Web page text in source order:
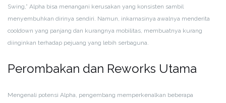
Swing,” Alpha bisa menangani kerusakan yang konsisten sambil
menyembuhkan dirinya sendiri. Namun, inkarnasinya awalnya menderita
cooldown yang panjang dan kurangnya mobilitas, membuatnya kurang
diinginkan terhadap pejuang yang lebih serbaguna.
Perombakan dan Reworks Utama
Mengenali potensi Alpha, pengembang memperkenalkan beberapa